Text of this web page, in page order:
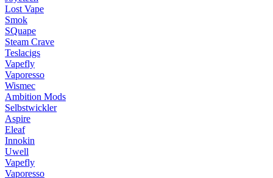
Lost Vape
Smok
SQuape
Steam Crave
Teslacigs
Vapefly
Vaporesso
Wismec
Ambition Mods
Selbstwickler
Aspire
Eleaf
Innokin
Uwell
Vapefly
Vaporesso